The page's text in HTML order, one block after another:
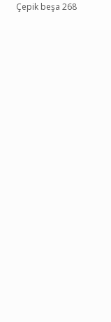
Çepik beşa 268